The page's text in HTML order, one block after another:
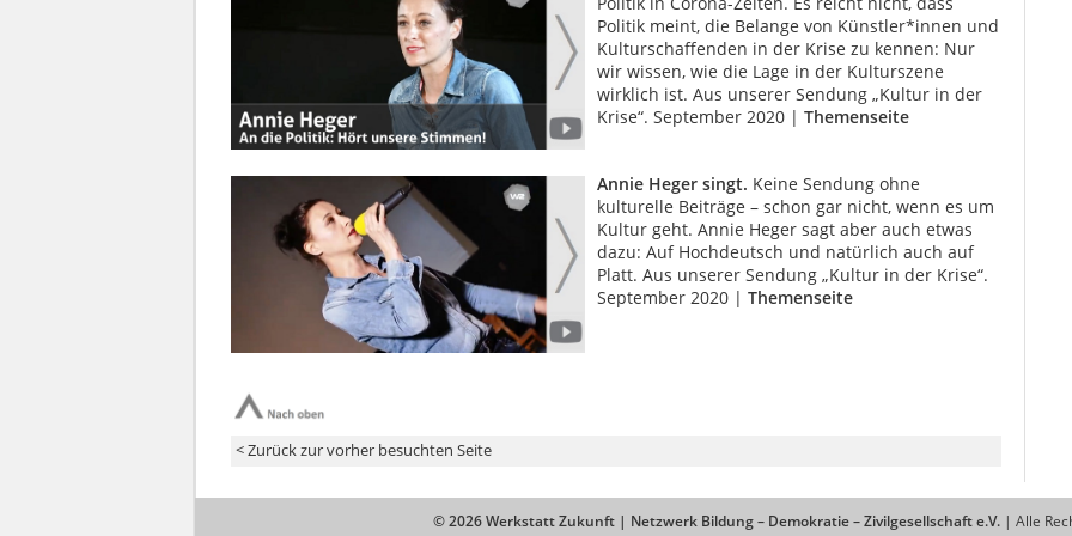
Politik meint, die Belange von Künstler*innen und
Kulturschaffenden in der Krise zu kennen: Nur
wir wissen, wie die Lage in der Kulturszene
wirklich ist. Aus unserer Sendung „Kultur in der
Krise“. September 2020 | Themenseite
Annie Heger singt. Keine Sendung ohne
kulturelle Beiträge – schon gar nicht, wenn es um
Kultur geht. Annie Heger sagt aber auch etwas
dazu: Auf Hochdeutsch und natürlich auch auf
Platt. Aus unserer Sendung „Kultur in der Krise“.
September 2020 | Themenseite
© 2026 Werkstatt Zukunft | Netzwerk Bildung – Demokratie – Zivilgesellschaft e.V. | Alle